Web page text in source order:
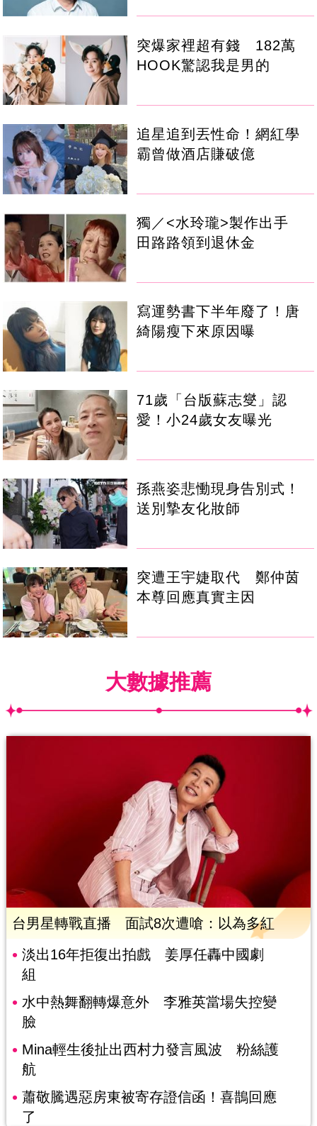
突爆家裡超有錢 182萬
HOOK驚認我是男的
追星追到丟性命！網紅學
霸曾做酒店賺破億
獨／<水玲瓏>製作出手
田路路領到退休金
寫運勢書下半年廢了！唐
綺陽瘦下來原因曝
71歲「台版蘇志燮」認
愛！小24歲女友曝光
孫燕姿悲慟現身告別式！
送別摯友化妝師
突遭王宇婕取代 鄭仲茵
本尊回應真實主因
大數據推薦
台男星轉戰直播 面試8次遭嗆：以為多紅
淡出16年拒復出拍戲 姜厚任轟中國劇
組
水中熱舞翻轉爆意外 李雅英當場失控變
臉
Mina輕生後扯出西村力發言風波 粉絲護
航
蕭敬騰遇惡房東被寄存證信函！喜鵲回應
了